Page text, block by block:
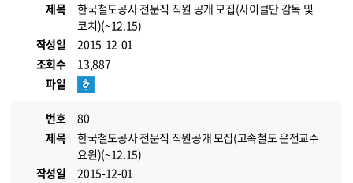
제목
한국철도공사 전문직 직원 공개 모집(사이클단 감독 및
코치)(~12.15)
작성일
2015-12-01
조회수
13,887
파일
번호
80
제목
한국철도공사 전문직 직원공개 모집(고속철도 운전교수
요원)(~12.15)
작성일
2015-12-01